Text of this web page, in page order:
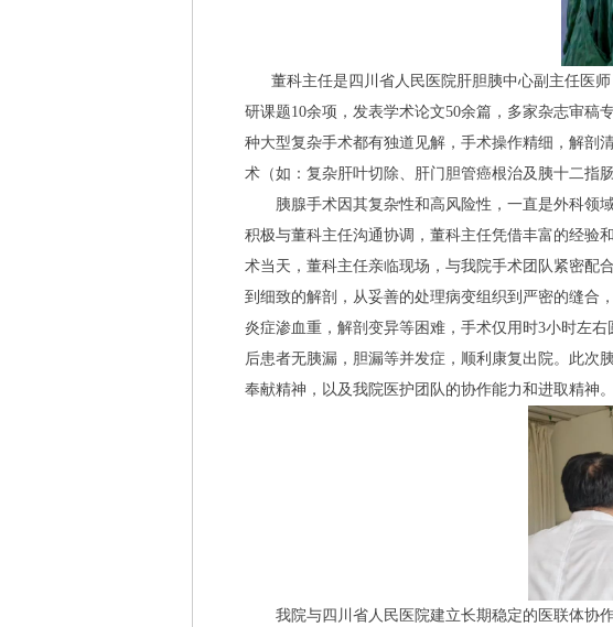
董科主任是四川省人民医院肝胆胰中心副主任医师
研课题10余项，发表学术论文50余篇，多家杂志审稿
种大型复杂手术都有独道见解，手术操作精细，解剖
术（如：复杂肝叶切除、肝门胆管癌根治及胰十二指
胰腺手术因其复杂性和高风险性，一直是外科领域
积极与董科主任沟通协调，董科主任凭借丰富的经验
术当天，董科主任亲临现场，与我院手术团队紧密配
到细致的解剖，从妥善的处理病变组织到严密的缝合
炎症渗血重，解剖变异等困难，手术仅用时3小时左
后患者无胰漏，胆漏等并发症，顺利康复出院。此次
奉献精神，以及我院医护团队的协作能力和进取精神。
我院与四川省人民医院建立长期稳定的医联体协作